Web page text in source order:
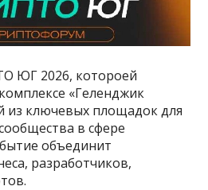
ЮГ 2026, котороей
«Геленджик
из ключевых площадок для
в сфере
объединит
разработчиков,